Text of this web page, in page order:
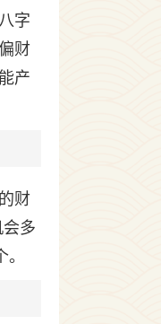
字
财
产
财
多